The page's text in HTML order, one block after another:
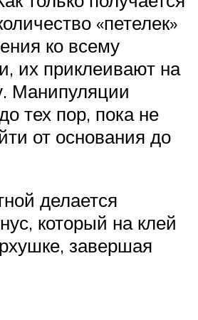
«петелек»
ко всему
их приклеивают на
Манипуляции
тех пор, пока не
от основания до
делается
который на клей
завершая